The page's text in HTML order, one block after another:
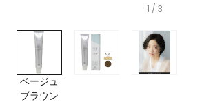
1 / 3
ベージュ
ブラウン